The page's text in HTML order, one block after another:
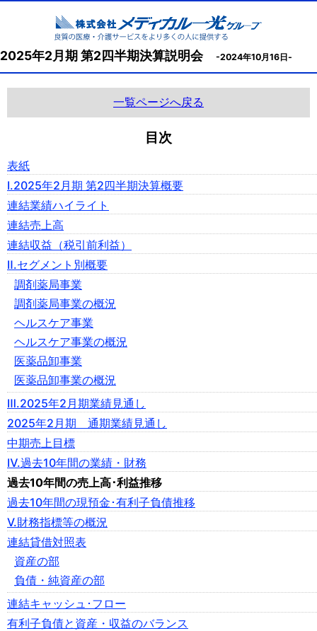
2025年2月期 第2四半期決算説明会 -2024年10月16日-
一覧ページへ戻る
目次
表紙
Ⅰ.2025年2月期 第2四半期決算概要
連結業績ハイライト
連結売上高
連結収益（税引前利益）
Ⅱ.セグメント別概要
調剤薬局事業
調剤薬局事業の概況
ヘルスケア事業
ヘルスケア事業の概況
医薬品卸事業
医薬品卸事業の概況
Ⅲ.2025年2月期業績見通し
2025年2月期 通期業績見通し
中期売上目標
Ⅳ.過去10年間の業績・財務
過去10年間の売上高･利益推移
過去10年間の現預金･有利子負債推移
Ⅴ.財務指標等の概況
連結貸借対照表
資産の部
負債・純資産の部
連結キャッシュ･フロー
有利子負債と資産・収益のバランス